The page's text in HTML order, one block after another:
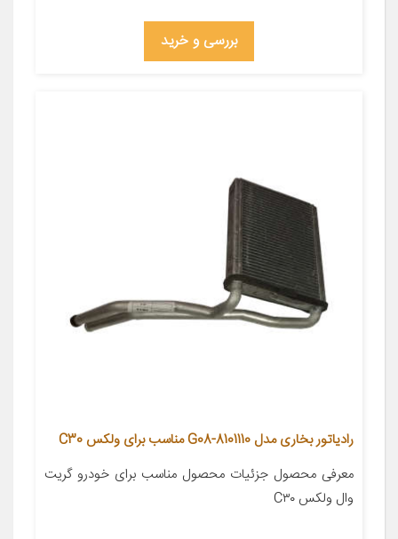
بررسی و خرید
رادیاتور بخاری مدل 8101110-G08 مناسب برای ولکس C30
معرفی محصول جزئیات محصول مناسب برای خودرو گریت
وال ولکس C۳۰